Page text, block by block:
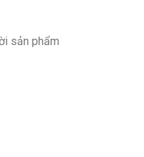
sản phẩm